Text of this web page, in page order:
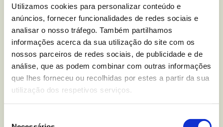
Utilizamos cookies para personalizar conteúdo e
anúncios, fornecer funcionalidades de redes sociais e
analisar o nosso tráfego. Também partilhamos
informações acerca da sua utilização do site com os
nossos parceiros de redes sociais, de publicidade e de
análise, que as podem combinar com outras informações
que lhes forneceu ou recolhidas por estes a partir da sua
utilização dos respetivos serviços.
nutricional sobreBolachas
Finas Chocolate de Leite
Zero?
Escreva-nos para